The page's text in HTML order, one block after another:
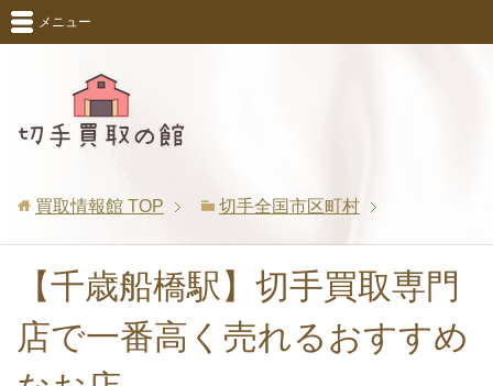
メニュー
買取情報館 TOP 切手全国市区町村
【千歳船橋駅】切手買取専門
店で一番高く売れるおすすめ